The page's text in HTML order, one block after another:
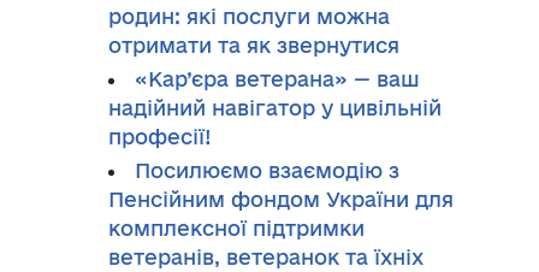
родин: які послуги можна
отримати та як звернутися
«Кар’єра ветерана» — ваш
надійний навігатор у цивільній
професії!
Посилюємо взаємодію з
Пенсійним фондом України для
комплексної підтримки
ветеранів, ветеранок та їхніх